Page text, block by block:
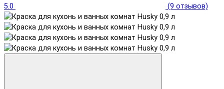
5.0 (9 отзывов)